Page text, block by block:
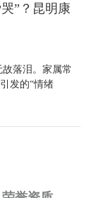
”？昆明康
落泪。家属常
发的“情绪